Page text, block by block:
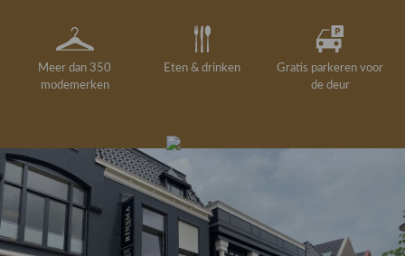
Meer dan 350
modemerken
Eten & drinken
Gratis parkeren voor
de deur
drankje
Gratis retourneren in
de winkel
Deskundig
kledingadvies